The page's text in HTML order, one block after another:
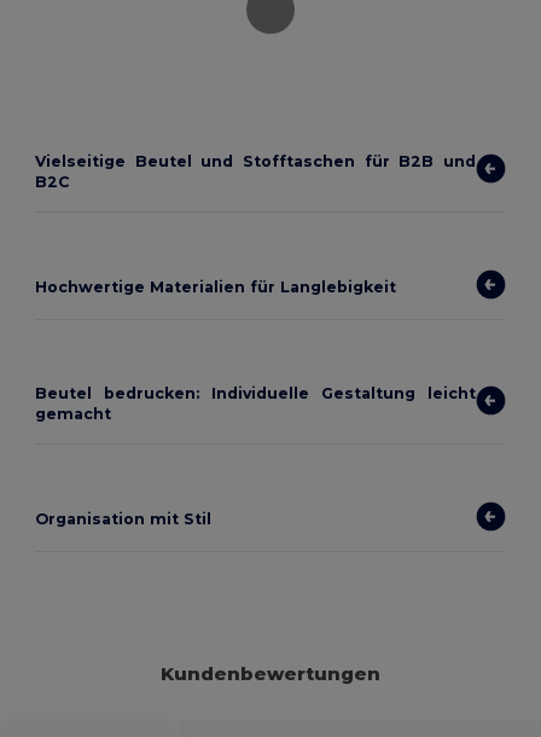
Vielseitige Beutel und Stofftaschen für B2B und
B2C
Hochwertige Materialien für Langlebigkeit
Beutel bedrucken: Individuelle Gestaltung leicht
gemacht
Organisation mit Stil
Kundenbewertungen